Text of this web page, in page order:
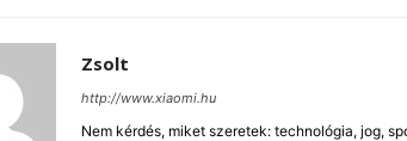
Zsolt
http://www.xiaomi.hu
Nem kérdés, miket szeretek: technológia, jog,